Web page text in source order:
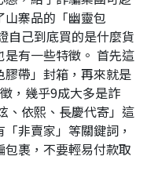
寨品的「幽靈包
自己到底買的是什麼貨
有一些特徵。 首先這
帶」封箱，再來就是
，幾乎9成大多是詐
、依熙、長慶代寄」這
非賣家」等關鍵詞，
裹，不要輕易付款取